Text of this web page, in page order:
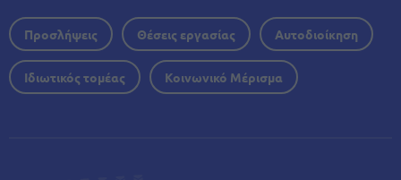
Προσλήψεις Θέσεις εργασίας Αυτοδιοίκηση
Ιδιωτικός τομέας Κοινωνικό Μέρισμα